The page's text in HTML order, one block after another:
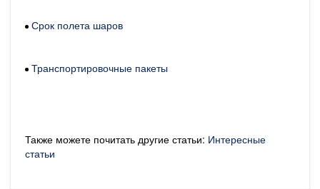
Срок полета шаров
Транспортировочные пакеты
Также можете почитать другие статьи: Интересные
статьи